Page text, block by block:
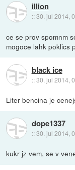
illion
::30. jul 2014,
ce se prov spomnm
mogoce lahk poklics
black ice
::30. jul 2014,
Liter bencina je
dope1337
::30. jul 2014,
kukr jz vem, se v